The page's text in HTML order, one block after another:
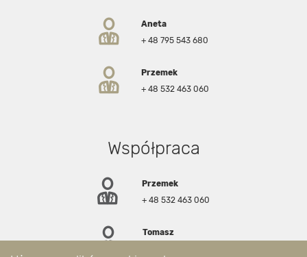
Aneta
+ 48 795 543 680
Przemek
+ 48 532 463 060
Współpraca
Przemek
+ 48 532 463 060
Tomasz